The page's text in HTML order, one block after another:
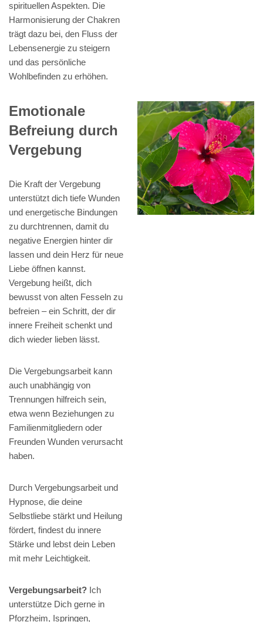
spirituellen Aspekten. Die
Harmonisierung der Chakren
trägt dazu bei, den Fluss der
Lebensenergie zu steigern
und das persönliche
Wohlbefinden zu erhöhen.
Emotionale
Befreiung durch
Vergebung
Die Kraft der Vergebung
unterstützt dich tiefe Wunden
und energetische Bindungen
zu durchtrennen, damit du
negative Energien hinter dir
lassen und dein Herz für neue
Liebe öffnen kannst.
Vergebung heißt, dich
bewusst von alten Fesseln zu
befreien – ein Schritt, der dir
innere Freiheit schenkt und
dich wieder lieben lässt.
Die Vergebungsarbeit kann
auch unabhängig von
Trennungen hilfreich sein,
etwa wenn Beziehungen zu
Familienmitgliedern oder
Freunden Wunden verursacht
haben.
Durch Vergebungsarbeit und
Hypnose, die deine
Selbstliebe stärkt und Heilung
fördert, findest du innere
Stärke und lebst dein Leben
mit mehr Leichtigkeit.
Vergebungsarbeit? Ich
unterstütze Dich gerne in
Pforzheim, Ispringen,